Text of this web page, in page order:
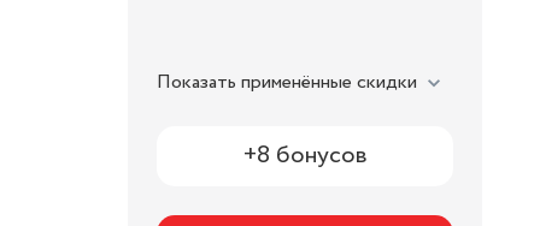
Показать применённые скидки
+8 бонусов